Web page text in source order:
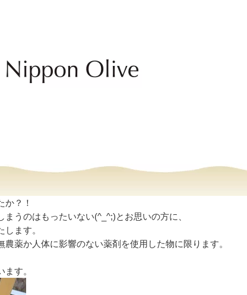
か？！
うのはもったいない(^_^;)とお思いの方に、
ます。
薬か人体に影響のない薬剤を使用した物に限ります。
す。